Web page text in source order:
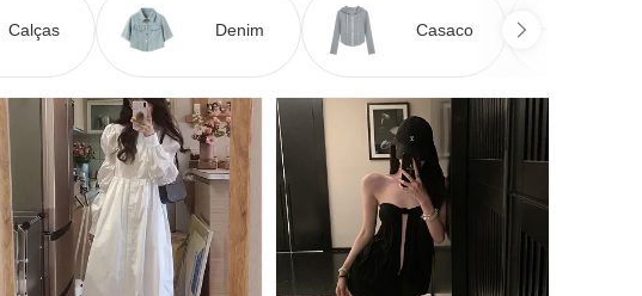
Calças Denim Casaco